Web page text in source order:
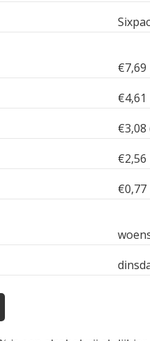
€7,69
€4,61
€3,08
€2,56
€0,77